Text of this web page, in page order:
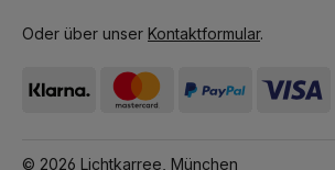
Oder über unser Kontaktformular.
© 2026 Lichtkarree, München